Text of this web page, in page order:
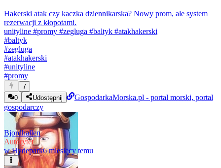
Hakerski atak czy kaczka dziennikarska? Nowy prom, ale system
rezerwacji z kłopotami.
unityline #promy #zegluga #baltyk #atakhakerski
#baltyk
#zegluga
#atakhakerski
#unityline
#promy
7
0
Udostępnij
GospodarkaMorska.pl - portal morski, portal
gospodarczy
Bjordhallen
Autorytet
w Hydepark6 miesięcy temu